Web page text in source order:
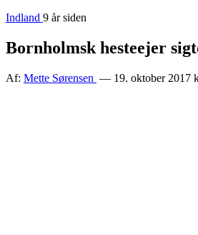
Indland 9 år siden
Bornholmsk hesteejer
Af: Mette Sørensen — 19. oktober 2017